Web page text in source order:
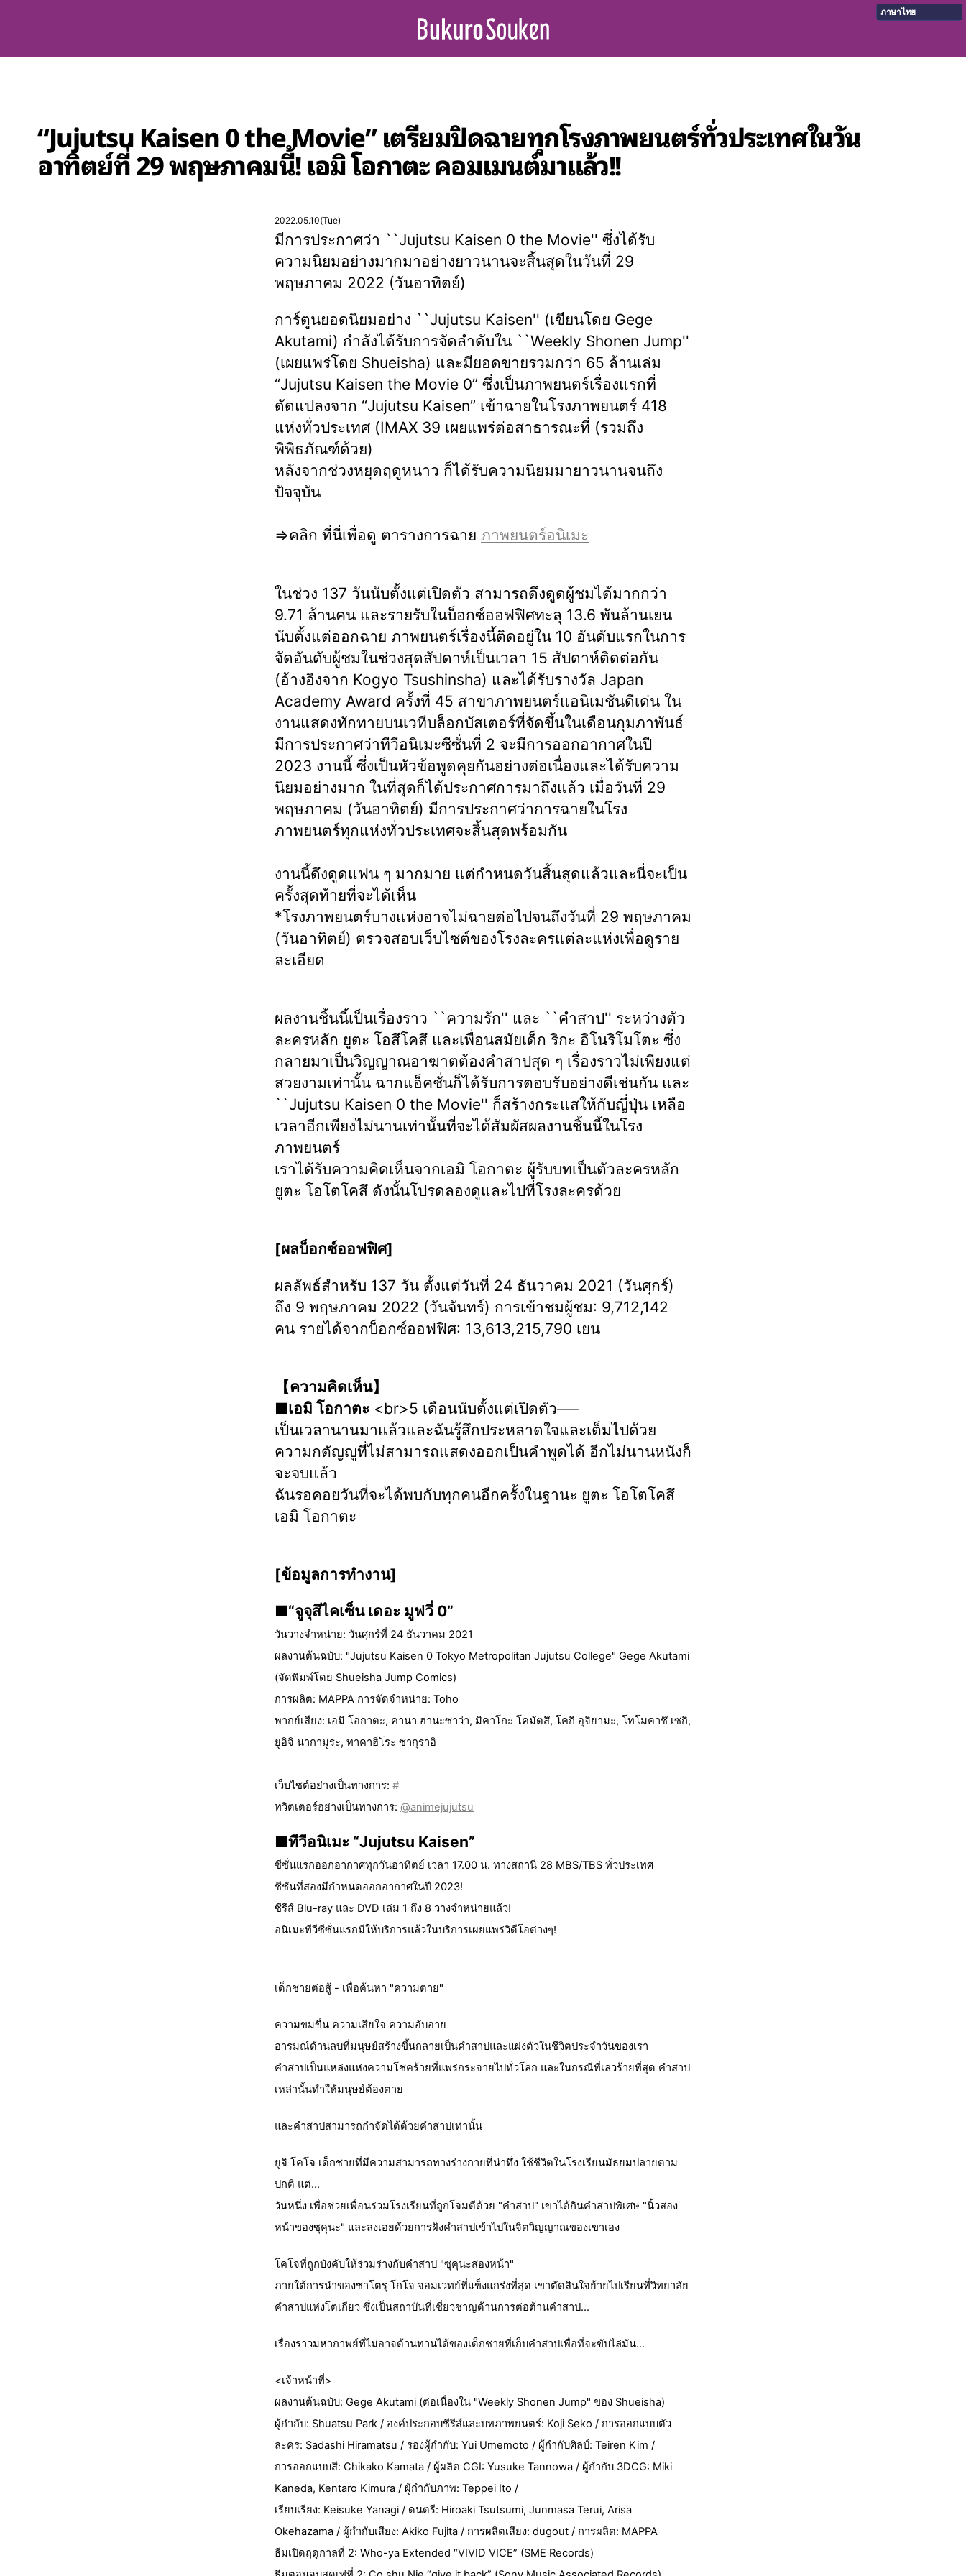
ภาษาไทย
“Jujutsu Kaisen 0 the Movie” เตรียมปิดฉายทุกโรงภาพยนตร์ทั่วประเทศในวัน
อาทิตย์ที่ 29 พฤษภาคมนี้! เอมิ โอกาตะ คอมเมนต์มาแล้ว!!
2022.05.10(Tue)
มีการประกาศว่า ``Jujutsu Kaisen 0 the Movie'' ซึ่งได้รับ
ความนิยมอย่างมากมาอย่างยาวนานจะสิ้นสุดในวันที่ 29
พฤษภาคม 2022 (วันอาทิตย์)
การ์ตูนยอดนิยมอย่าง ``Jujutsu Kaisen'' (เขียนโดย Gege
Akutami) กำลังได้รับการจัดลำดับใน ``Weekly Shonen Jump''
(เผยแพร่โดย Shueisha) และมียอดขายรวมกว่า 65 ล้านเล่ม
“Jujutsu Kaisen the Movie 0” ซึ่งเป็นภาพยนตร์เรื่องแรกที่
ดัดแปลงจาก “Jujutsu Kaisen” เข้าฉายในโรงภาพยนตร์ 418
แห่งทั่วประเทศ (IMAX 39 เผยแพร่ต่อสาธารณะที่ (รวมถึง
พิพิธภัณฑ์ด้วย)
หลังจากช่วงหยุดฤดูหนาว ก็ได้รับความนิยมมายาวนานจนถึง
ปัจจุบัน
⇒คลิก ที่นี่เพื่อดู ตารางการฉาย ภาพยนตร์อนิเมะ
ในช่วง 137 วันนับตั้งแต่เปิดตัว สามารถดึงดูดผู้ชมได้มากกว่า
9.71 ล้านคน และรายรับในบ็อกซ์ออฟฟิศทะลุ 13.6 พันล้านเยน
นับตั้งแต่ออกฉาย ภาพยนตร์เรื่องนี้ติดอยู่ใน 10 อันดับแรกในการ
จัดอันดับผู้ชมในช่วงสุดสัปดาห์เป็นเวลา 15 สัปดาห์ติดต่อกัน
(อ้างอิงจาก Kogyo Tsushinsha) และได้รับรางวัล Japan
Academy Award ครั้งที่ 45 สาขาภาพยนตร์แอนิเมชันดีเด่น ใน
งานแสดงทักทายบนเวทีบล็อกบัสเตอร์ที่จัดขึ้นในเดือนกุมภาพันธ์
มีการประกาศว่าทีวีอนิเมะซีซั่นที่ 2 จะมีการออกอากาศในปี
2023 งานนี้ ซึ่งเป็นหัวข้อพูดคุยกันอย่างต่อเนื่องและได้รับความ
นิยมอย่างมาก ในที่สุดก็ได้ประกาศการมาถึงแล้ว เมื่อวันที่ 29
พฤษภาคม (วันอาทิตย์) มีการประกาศว่าการฉายในโรง
ภาพยนตร์ทุกแห่งทั่วประเทศจะสิ้นสุดพร้อมกัน
งานนี้ดึงดูดแฟน ๆ มากมาย แต่กำหนดวันสิ้นสุดแล้วและนี่จะเป็น
ครั้งสุดท้ายที่จะได้เห็น
*โรงภาพยนตร์บางแห่งอาจไม่ฉายต่อไปจนถึงวันที่ 29 พฤษภาคม
(วันอาทิตย์) ตรวจสอบเว็บไซต์ของโรงละครแต่ละแห่งเพื่อดูราย
ละเอียด
ผลงานชิ้นนี้เป็นเรื่องราว ``ความรัก'' และ ``คำสาป'' ระหว่างตัว
ละครหลัก ยูตะ โอสึโคสึ และเพื่อนสมัยเด็ก ริกะ อิโนริโมโตะ ซึ่ง
กลายมาเป็นวิญญาณอาฆาตต้องคำสาปสุด ๆ เรื่องราวไม่เพียงแต่
สวยงามเท่านั้น ฉากแอ็คชั่นก็ได้รับการตอบรับอย่างดีเช่นกัน และ
``Jujutsu Kaisen 0 the Movie'' ก็สร้างกระแสให้กับญี่ปุ่น เหลือ
เวลาอีกเพียงไม่นานเท่านั้นที่จะได้สัมผัสผลงานชิ้นนี้ในโรง
ภาพยนตร์
เราได้รับความคิดเห็นจากเอมิ โอกาตะ ผู้รับบทเป็นตัวละครหลัก
ยูตะ โอโตโคสึ ดังนั้นโปรดลองดูและไปที่โรงละครด้วย
[ผลบ็อกซ์ออฟฟิศ]
ผลลัพธ์สำหรับ 137 วัน ตั้งแต่วันที่ 24 ธันวาคม 2021 (วันศุกร์)
ถึง 9 พฤษภาคม 2022 (วันจันทร์) การเข้าชมผู้ชม: 9,712,142
คน รายได้จากบ็อกซ์ออฟฟิศ: 13,613,215,790 เยน
【ความคิดเห็น】
■เอมิ โอกาตะ <br>5 เดือนนับตั้งแต่เปิดตัว──
เป็นเวลานานมาแล้วและฉันรู้สึกประหลาดใจและเต็มไปด้วย
ความกตัญญูที่ไม่สามารถแสดงออกเป็นคำพูดได้ อีกไม่นานหนังก็
จะจบแล้ว
ฉันรอคอยวันที่จะได้พบกับทุกคนอีกครั้งในฐานะ ยูตะ โอโตโคสึ
เอมิ โอกาตะ
[ข้อมูลการทำงาน]
■“จูจุสึไคเซ็น เดอะ มูฟวี่ 0”
วันวางจำหน่าย: วันศุกร์ที่ 24 ธันวาคม 2021
ผลงานต้นฉบับ: "Jujutsu Kaisen 0 Tokyo Metropolitan Jujutsu College" Gege Akutami
(จัดพิมพ์โดย Shueisha Jump Comics)
การผลิต: MAPPA การจัดจำหน่าย: Toho
พากย์เสียง: เอมิ โอกาตะ, คานา ฮานะซาว่า, มิคาโกะ โคมัตสึ, โคกิ อุจิยามะ, โทโมคาซึ เซกิ,
ยูอิจิ นากามูระ, ทาคาฮิโระ ซากุราอิ
เว็บไซต์อย่างเป็นทางการ: #
ทวิตเตอร์อย่างเป็นทางการ: @animejujutsu
■ทีวีอนิเมะ “Jujutsu Kaisen”
ซีซั่นแรกออกอากาศทุกวันอาทิตย์ เวลา 17.00 น. ทางสถานี 28 MBS/TBS ทั่วประเทศ
ซีซันที่สองมีกำหนดออกอากาศในปี 2023!
ซีรีส์ Blu-ray และ DVD เล่ม 1 ถึง 8 วางจำหน่ายแล้ว!
อนิเมะทีวีซีซั่นแรกมีให้บริการแล้วในบริการเผยแพร่วิดีโอต่างๆ!
เด็กชายต่อสู้ - เพื่อค้นหา "ความตาย"
ความขมขื่น ความเสียใจ ความอับอาย
อารมณ์ด้านลบที่มนุษย์สร้างขึ้นกลายเป็นคำสาปและแฝงตัวในชีวิตประจำวันของเรา
คำสาปเป็นแหล่งแห่งความโชคร้ายที่แพร่กระจายไปทั่วโลก และในกรณีที่เลวร้ายที่สุด คำสาป
เหล่านั้นทำให้มนุษย์ต้องตาย
และคำสาปสามารถกำจัดได้ด้วยคำสาปเท่านั้น
ยูจิ โคโจ เด็กชายที่มีความสามารถทางร่างกายที่น่าทึ่ง ใช้ชีวิตในโรงเรียนมัธยมปลายตาม
ปกติ แต่...
วันหนึ่ง เพื่อช่วยเพื่อนร่วมโรงเรียนที่ถูกโจมตีด้วย "คำสาป" เขาได้กินคำสาปพิเศษ "นิ้วสอง
หน้าของซุคุนะ" และลงเอยด้วยการฝังคำสาปเข้าไปในจิตวิญญาณของเขาเอง
โคโจที่ถูกบังคับให้ร่วมร่างกับคำสาป "ซุคุนะสองหน้า"
ภายใต้การนำของซาโตรุ โกโจ จอมเวทย์ที่แข็งแกร่งที่สุด เขาตัดสินใจย้ายไปเรียนที่วิทยาลัย
คำสาปแห่งโตเกียว ซึ่งเป็นสถาบันที่เชี่ยวชาญด้านการต่อต้านคำสาป...
เรื่องราวมหากาพย์ที่ไม่อาจต้านทานได้ของเด็กชายที่เก็บคำสาปเพื่อที่จะขับไล่มัน...
<เจ้าหน้าที่>
ผลงานต้นฉบับ: Gege Akutami (ต่อเนื่องใน "Weekly Shonen Jump" ของ Shueisha)
ผู้กำกับ: Shuatsu Park / องค์ประกอบซีรีส์และบทภาพยนตร์: Koji Seko / การออกแบบตัว
ละคร: Sadashi Hiramatsu / รองผู้กำกับ: Yui Umemoto / ผู้กำกับศิลป์: Teiren Kim /
การออกแบบสี: Chikako Kamata / ผู้ผลิต CGI: Yusuke Tannowa / ผู้กำกับ 3DCG: Miki
Kaneda, Kentaro Kimura / ผู้กำกับภาพ: Teppei Ito /
เรียบเรียง: Keisuke Yanagi / ดนตรี: Hiroaki Tsutsumi, Junmasa Terui, Arisa
Okehazama / ผู้กำกับเสียง: Akiko Fujita / การผลิตเสียง: dugout / การผลิต: MAPPA
ธีมเปิดฤดูกาลที่ 2: Who-ya Extended “VIVID VICE” (SME Records)